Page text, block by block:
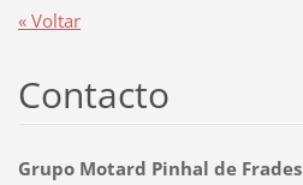
« Voltar
Contacto
Grupo Motard Pinhal de Frades